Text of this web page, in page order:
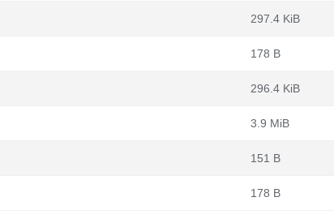
297.4 KiB
178 B
296.4 KiB
3.9 MiB
151 B
178 B